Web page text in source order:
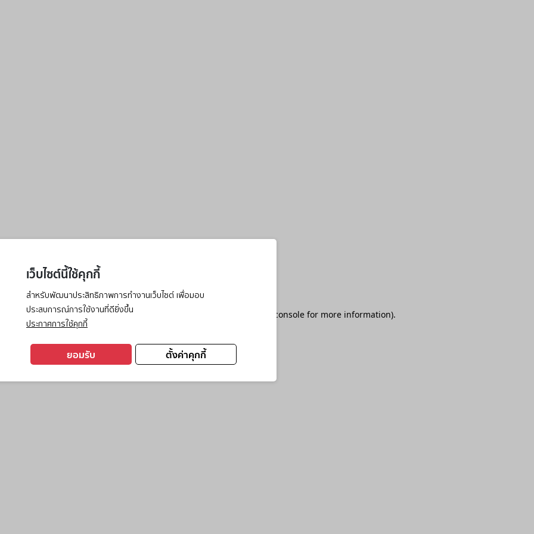
เว็บไซต์นี้ใช้คุกกี้
สำหรับพัฒนาประสิทธิภาพการทำงานเว็บไซต์ เพื่อมอบ
ประสบการณ์การใช้งานที่ดียิ่งขึ้น
ประกาศการใช้คุกกี้
ตั้งค่าคุกกี้
ยอมรับ
has occurred while loading browser console for more information).